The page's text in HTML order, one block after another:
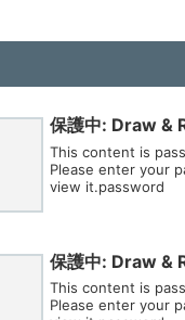
保護中: Draw &
This content is
Please enter your
view it.password
保護中: Draw &
This content is
Please enter your